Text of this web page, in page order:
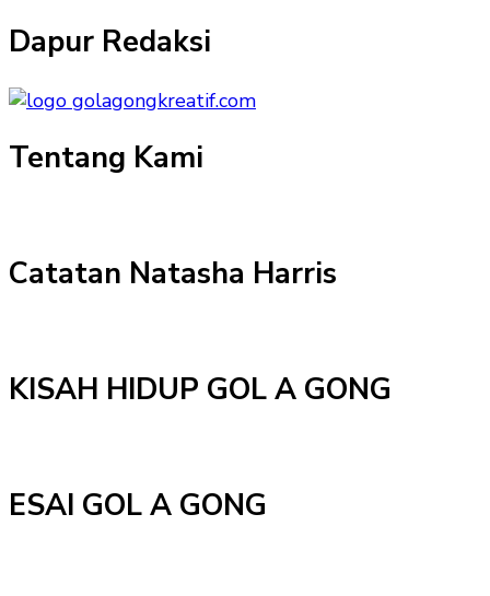
Dapur Redaksi
Tentang Kami
Catatan Natasha Harris
KISAH HIDUP GOL A GONG
ESAI GOL A GONG